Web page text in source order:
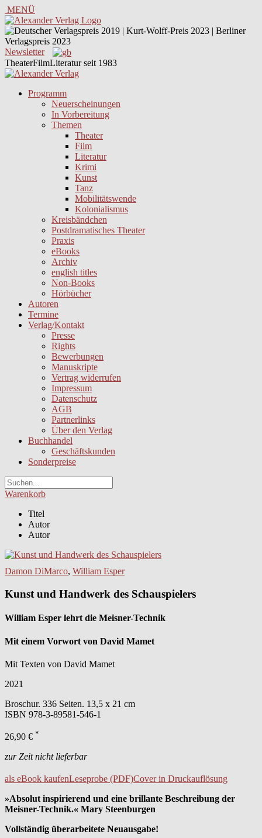
MENÜ
Newsletter
TheaterFilmLiteratur seit 1983
Programm
Neuerscheinungen
In Vorbereitung
Themen
Theater
Film
Literatur
Krimi
Kunst
Tanz
Mobilitätswende
Kolonialismus
Kreisbändchen
Postdramatisches Theater
Praxis
eBooks
Archiv
english titles
Non-Books
Hörbücher
Autoren
Termine
Verlag/Kontakt
Presse
Rights
Bewerbungen
Manuskripte
Vertrag widerrufen
Impressum
Datenschutz
AGB
Partnerlinks
Über den Verlag
Buchhandel
Geschäftskunden
Sonderpreise
Warenkorb
Titel
Autor
Autor
Damon DiMarco, William Esper
Kunst und Handwerk des Schauspielers
William Esper lehrt die Meisner-Technik
Mit einem Vorwort von David Mamet
Mit Texten von David Mamet
2021
Broschur. 336 Seiten. 13,5 x 21 cm
ISBN 978-3-89581-546-1
26,90 € *
zur Zeit nicht lieferbar
als eBook kaufenLeseprobe (PDF)Cover in Druckauflösung
»Absolut inspirierend und eine brillante Beschreibung der
Meisner-Technik.« Mary Steenburgen
Vollständig überarbeitete Neuausgabe!